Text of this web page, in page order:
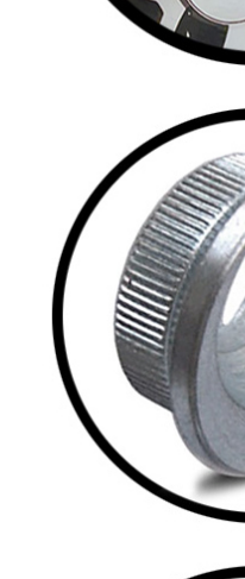
og betaler royalties
Systemet bruges
forhandlere og
er certificeret af
Ringen er lavet af
materiale, der